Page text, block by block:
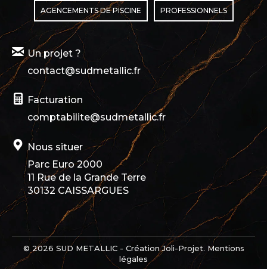
AGENCEMENTS DE PISCINE PROFESSIONNELS
Un projet ?
contact@sudmetallic.fr
Facturation
comptabilite@sudmetallic.fr
Nous situer
Parc Euro 2000
11 Rue de la Grande Terre
30132 CAISSARGUES
© 2026 SUD METALLIC - CréationJoli-Projet. Mentions
légales